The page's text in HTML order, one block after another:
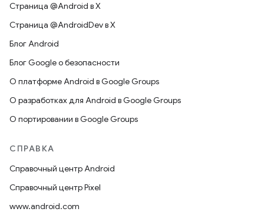
Страница @Android в X
Страница @AndroidDev в X
Блог Android
Блог Google о безопасности
О платформе Android в Google Groups
О разработках для Android в Google Groups
О портировании в Google Groups
СПРАВКА
Справочный центр Android
Справочный центр Pixel
www.android.com